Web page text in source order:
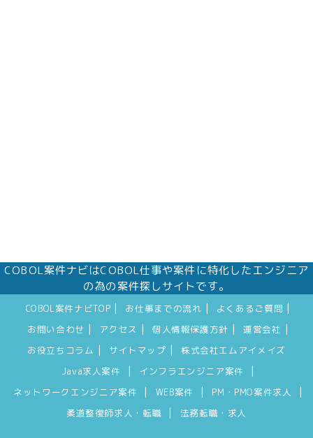
COBOL案件ナビはCOBOL仕事や案件に特化したエンジニア
の為の案件探しサイトです。
COBOL案件ナビTOP お仕事までの流れ よくあるご質問
お問い合わせ アクセス 個人情報保護方針 運営会社
お役立ちコラム サイトマップ
株式会社エムアイメイズ
Java求人案件
インフラエンジニア案件
ネットワークエンジニア案件 WEB案件 PM・PMO案件求人
柔道整復師求人・転職 法務転職・求人